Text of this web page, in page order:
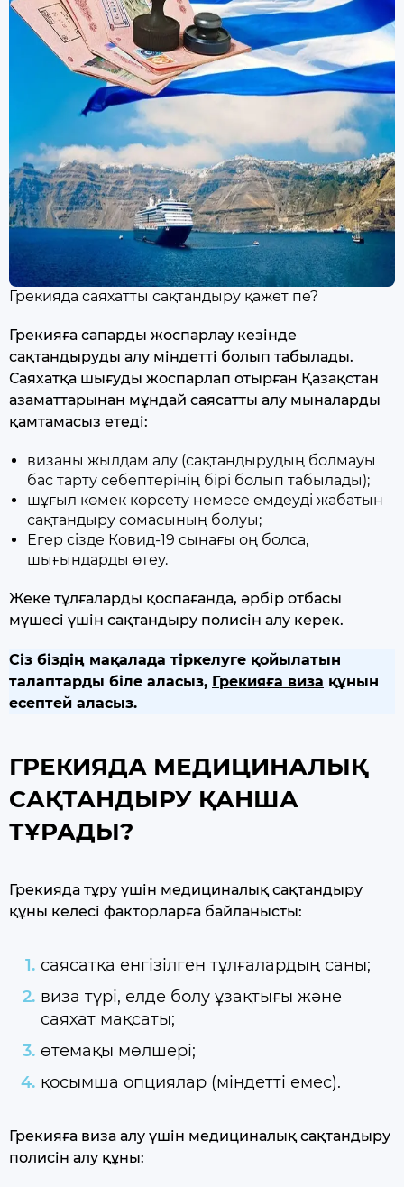
Грекияда саяхатты сақтандыру қажет пе?
Грекияға сапарды жоспарлау кезінде
сақтандыруды алу міндетті болып табылады.
Саяхатқа шығуды жоспарлап отырған Қазақстан
азаматтарынан мұндай саясатты алу мыналарды
қамтамасыз етеді:
визаны жылдам алу (сақтандырудың болмауы
бас тарту себептерінің бірі болып табылады);
шұғыл көмек көрсету немесе емдеуді жабатын
сақтандыру сомасының болуы;
Егер сізде Ковид-19 сынағы оң болса,
шығындарды өтеу.
Жеке тұлғаларды қоспағанда, әрбір отбасы
мүшесі үшін сақтандыру полисін алу керек.
Сіз біздің мақалада тіркелуге қойылатын
талаптарды біле аласыз, Грекияға виза құнын
есептей аласыз.
ГРЕКИЯДА МЕДИЦИНАЛЫҚ
САҚТАНДЫРУ ҚАНША
ТҰРАДЫ?
Грекияда тұру үшін медициналық сақтандыру
құны келесі факторларға байланысты:
саясатқа енгізілген тұлғалардың саны;
виза түрі, елде болу ұзақтығы және
саяхат мақсаты;
өтемақы мөлшері;
қосымша опциялар (міндетті емес).
Грекияға виза алу үшін медициналық сақтандыру
полисін алу құны: